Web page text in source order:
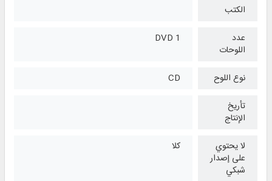
الكتب
عدد
اللوحات
1 DVD
نوع اللوح
CD
تأريخ
الإنتاج
لا يحتوي
على إصدار
شبكي
كلا